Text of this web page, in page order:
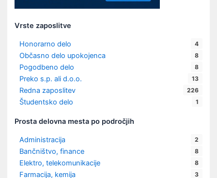
Vrste zaposlitve
Honorarno delo 4
Občasno delo upokojenca 8
Pogodbeno delo 8
Preko s.p. ali d.o.o. 13
Redna zaposlitev 226
Študentsko delo 1
Prosta delovna mesta po področjih
Administracija 2
Bančništvo, finance 8
Elektro, telekomunikacije 8
Farmacija, kemija 3